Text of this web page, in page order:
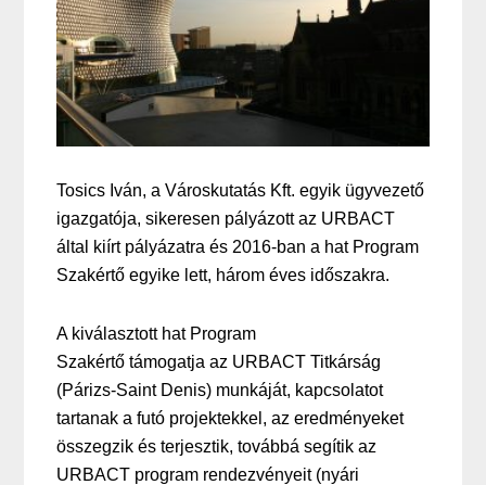
Tosics Iván, a Városkutatás Kft. egyik ügyvezető
igazgatója, sikeresen pályázott az URBACT
által kiírt pályázatra és 2016-ban a hat Program
Szakértő egyike lett, három éves időszakra.
A kiválasztott hat Program
Szakértő támogatja az URBACT Titkárság
(Párizs-Saint Denis) munkáját, kapcsolatot
tartanak a futó projektekkel, az eredményeket
összegzik és terjesztik, továbbá segítik az
URBACT program rendezvényeit (nyári